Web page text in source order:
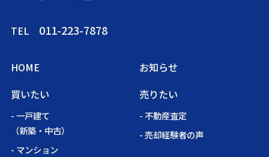
TEL 011-223-7878
HOME
お知らせ
買いたい
- 一戸建て
（新築・中古）
- マンション
売りたい
- 不動産査定
- 売却経験者の声